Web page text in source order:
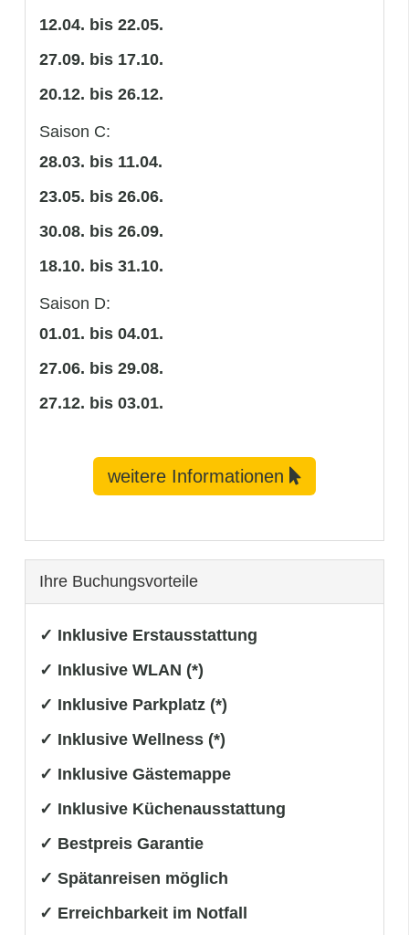
12.04. bis 22.05.
27.09. bis 17.10.
20.12. bis 26.12.
Saison C:
28.03. bis 11.04.
23.05. bis 26.06.
30.08. bis 26.09.
18.10. bis 31.10.
Saison D:
01.01. bis 04.01.
27.06. bis 29.08.
27.12. bis 03.01.
weitere Informationen
Ihre Buchungsvorteile
✓ Inklusive Erstausstattung
✓ Inklusive WLAN (*)
✓ Inklusive Parkplatz (*)
✓ Inklusive Wellness (*)
✓ Inklusive Gästemappe
✓ Inklusive Küchenausstattung
✓ Bestpreis Garantie
✓ Spätanreisen möglich
✓ Erreichbarkeit im Notfall